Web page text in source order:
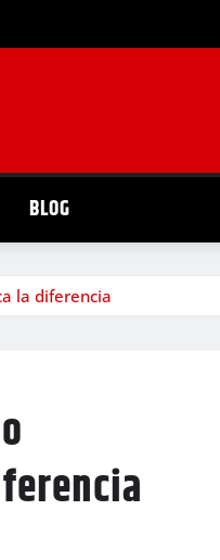
BLOG
la diferencia